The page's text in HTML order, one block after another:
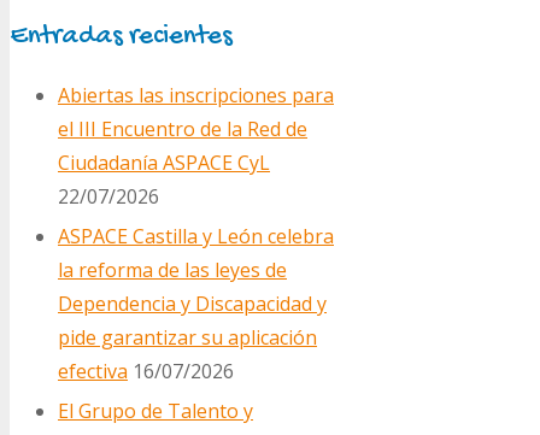
Entradas recientes
Abiertas las inscripciones para
el III Encuentro de la Red de
Ciudadanía ASPACE CyL
22/07/2026
ASPACE Castilla y León celebra
la reforma de las leyes de
Dependencia y Discapacidad y
pide garantizar su aplicación
efectiva 16/07/2026
El Grupo de Talento y